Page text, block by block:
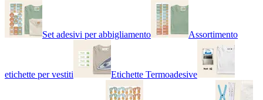
Set adesivi per abbigliamento Assortimento
etichette per vestiti Etichette Termoadesive